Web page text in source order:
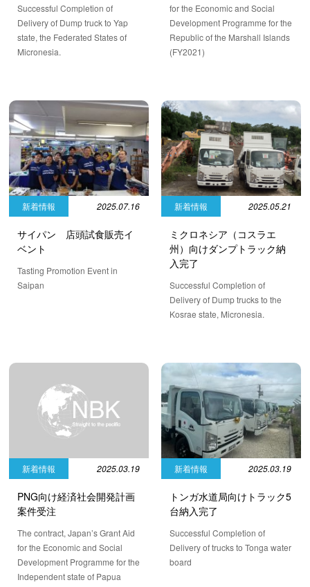
Successful Completion of
Delivery of Dump truck to Yap
state, the Federated States of
Micronesia.
for the Economic and Social
Development Programme for the
Republic of the Marshall Islands
(FY2021)
新着情報 2025.07.16
サイパン 店頭試食販売イ
ベント
Tasting Promotion Event in
Saipan
新着情報 2025.05.21
ミクロネシア（コスラエ
州）向けダンプトラック納
入完了
Successful Completion of
Delivery of Dump trucks to the
Kosrae state, Micronesia.
新着情報 2025.03.19
PNG向け経済社会開発計画
案件受注
The contract, Japan’s Grant Aid
for the Economic and Social
Development Programme for the
Independent state of Papua
新着情報 2025.03.19
トンガ水道局向けトラック5
台納入完了
Successful Completion of
Delivery of trucks to Tonga water
board